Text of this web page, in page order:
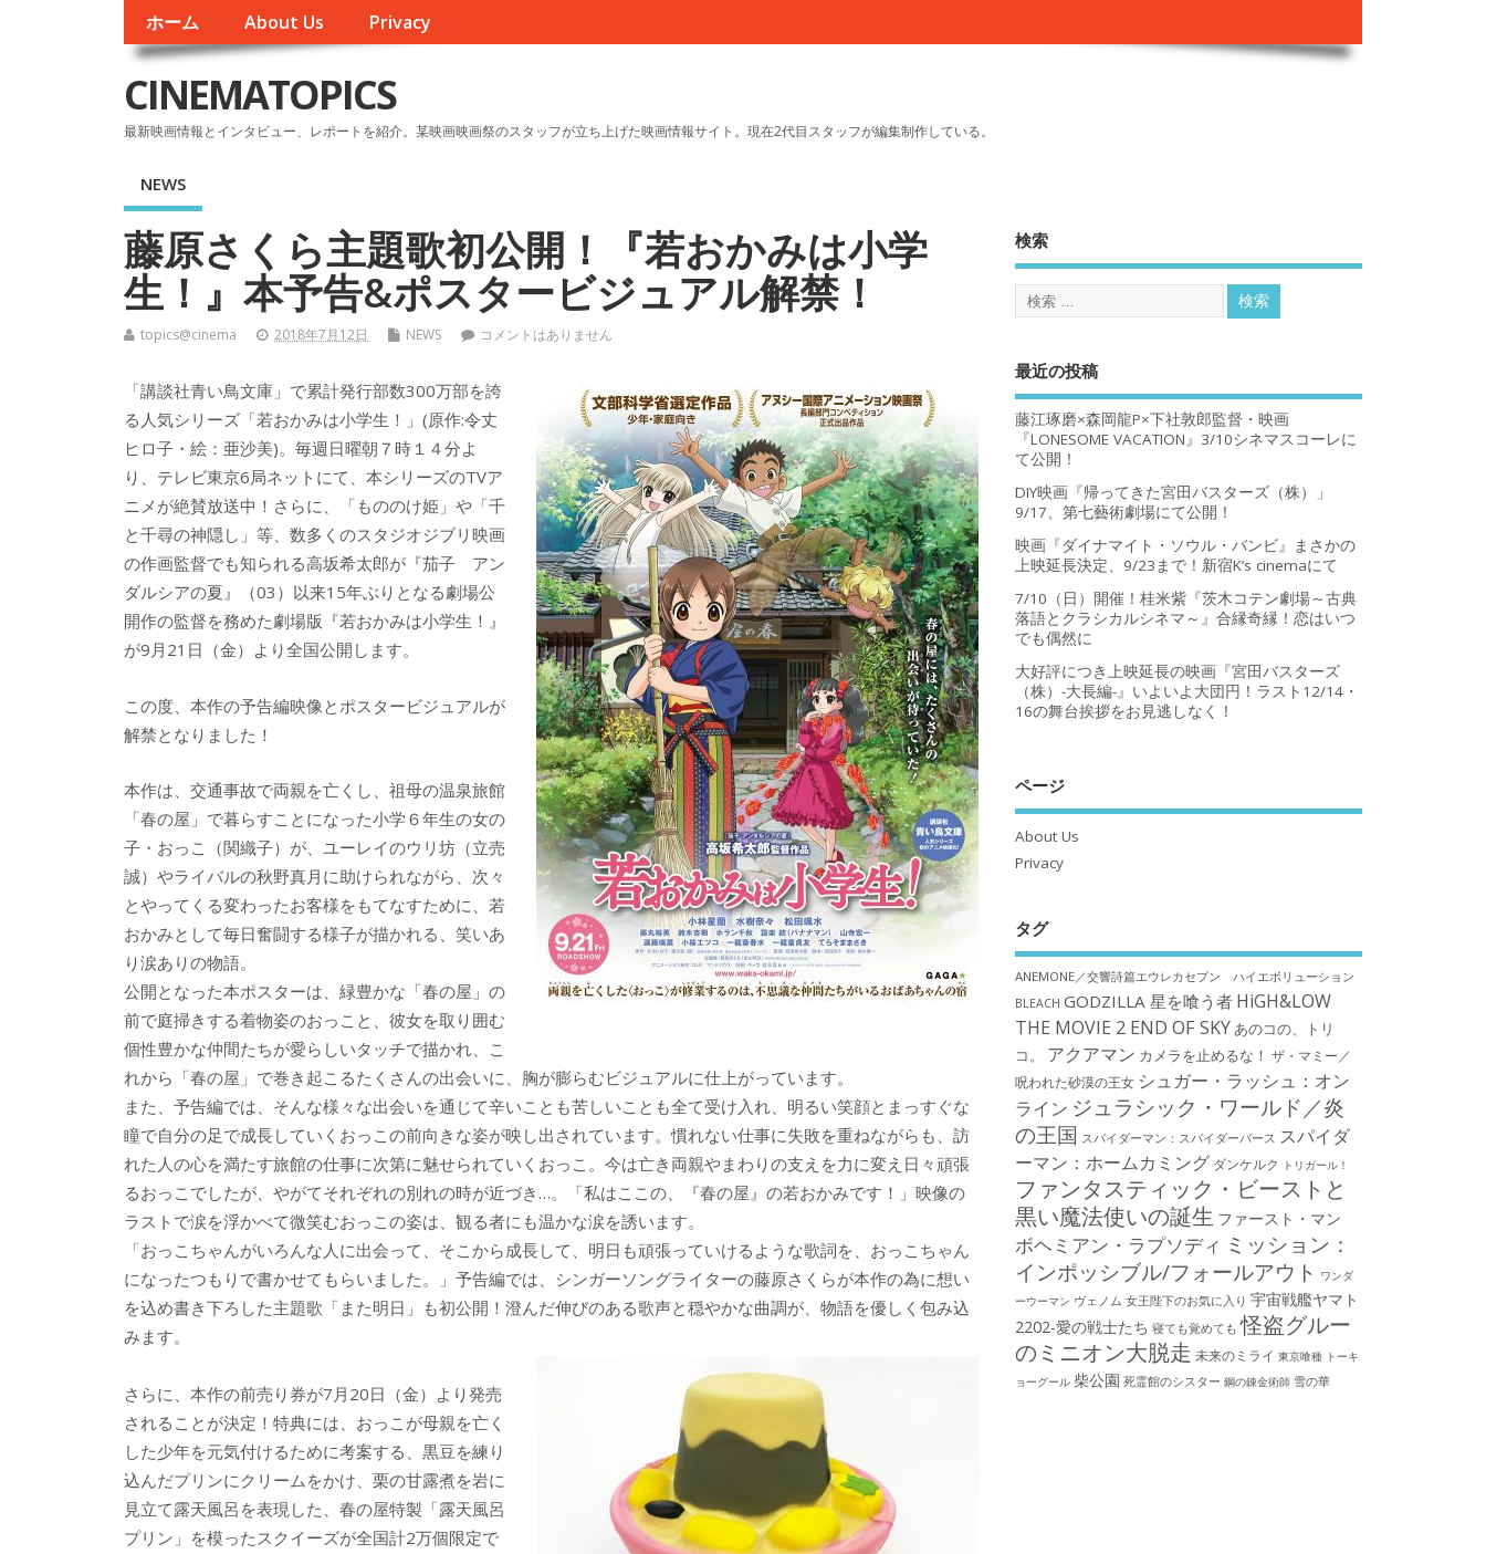
ホーム About Us Privacy
CINEMATOPICS
最新映画情報とインタビュー、レポートを紹介。某映画映画祭のスタッフが立ち上げた映画情報サイト。現在2代目スタッフが編集制作している。
NEWS
藤原さくら主題歌初公開！『若おかみは小学
生！』本予告&ポスタービジュアル解禁！
topics@cinema 2018年7月12日 NEWS コメントはありません
「講談社青い鳥文庫」で累計発行部数300万部を誇
る人気シリーズ「若おかみは小学生！」(原作:令丈
ヒロ子・絵：亜沙美)。毎週日曜朝７時１４分よ
り、テレビ東京6局ネットにて、本シリーズのTVア
ニメが絶賛放送中！さらに、「もののけ姫」や「千
と千尋の神隠し」等、数多くのスタジオジブリ映画
の作画監督でも知られる高坂希太郎が『茄子 アン
ダルシアの夏』（03）以来15年ぶりとなる劇場公
開作の監督を務めた劇場版『若おかみは小学生！』
が9月21日（金）より全国公開します。
この度、本作の予告編映像とポスタービジュアルが
解禁となりました！
本作は、交通事故で両親を亡くし、祖母の温泉旅館
「春の屋」で暮らすことになった小学６年生の女の
子・おっこ（関織子）が、ユーレイのウリ坊（立売
誠）やライバルの秋野真月に助けられながら、次々
とやってくる変わったお客様をもてなすために、若
おかみとして毎日奮闘する様子が描かれる、笑いあ
り涙ありの物語。
公開となった本ポスターは、緑豊かな「春の屋」の
前で庭掃きする着物姿のおっこと、彼女を取り囲む
個性豊かな仲間たちが愛らしいタッチで描かれ、こ
れから「春の屋」で巻き起こるたくさんの出会いに、胸が膨らむビジュアルに仕上がっています。
また、予告編では、そんな様々な出会いを通じて辛いことも苦しいことも全て受け入れ、明るい笑顔とまっすぐな
瞳で自分の足で成長していくおっこの前向きな姿が映し出されています。慣れない仕事に失敗を重ねながらも、訪
れた人の心を満たす旅館の仕事に次第に魅せられていくおっこ。今は亡き両親やまわりの支えを力に変え日々頑張
るおっこでしたが、やがてそれぞれの別れの時が近づき…。「私はここの、『春の屋』の若おかみです！」映像の
ラストで涙を浮かべて微笑むおっこの姿は、観る者にも温かな涙を誘います。
「おっこちゃんがいろんな人に出会って、そこから成長して、明日も頑張っていけるような歌詞を、おっこちゃん
になったつもりで書かせてもらいました。」予告編では、シンガーソングライターの藤原さくらが本作の為に想い
を込め書き下ろした主題歌「また明日」も初公開！澄んだ伸びのある歌声と穏やかな曲調が、物語を優しく包み込
みます。
さらに、本作の前売り券が7月20日（金）より発売
されることが決定！特典には、おっこが母親を亡く
した少年を元気付けるために考案する、黒豆を練り
込んだプリンにクリームをかけ、栗の甘露煮を岩に
見立て露天風呂を表現した、春の屋特製「露天風呂
プリン」を模ったスクイーズが全国計2万個限定で
検索
最近の投稿
藤江琢磨×森岡龍P×下社敦郎監督・映画
『LONESOME VACATION』3/10シネマスコーレに
て公開！
DIY映画『帰ってきた宮田バスターズ（株）」
9/17、第七藝術劇場にて公開！
映画『ダイナマイト・ソウル・バンビ』まさかの
上映延長決定、9/23まで！新宿K’s cinemaにて
7/10（日）開催！桂米紫『茨木コテン劇場～古典
落語とクラシカルシネマ～』合縁奇縁！恋はいつ
でも偶然に
大好評につき上映延長の映画『宮田バスターズ
（株）-大長編-』いよいよ大団円！ラスト12/14・
16の舞台挨拶をお見逃しなく！
ページ
About Us
Privacy
タグ
ANEMONE／交響詩篇エウレカセブン ハイエボリューション
BLEACH GODZILLA 星を喰う者 HiGH&LOW
THE MOVIE 2 END OF SKY あのコの、トリ
コ。
アクアマン カメラを止めるな！ ザ・マミー／
呪われた砂漠の王女 シュガー・ラッシュ：オン
ライン ジュラシック・ワールド／炎
の王国 スパイダーマン：スパイダーバース スパイダ
ーマン：ホームカミング ダンケルク トリガール！
ファンタスティック・ビーストと
黒い魔法使いの誕生 ファースト・マン
ボヘミアン・ラプソディ ミッション：
インポッシブル/フォールアウト ワンダ
ーウーマン ヴェノム 女王陛下のお気に入り 宇宙戦艦ヤマト
2202-愛の戦士たち 寝ても覚めても 怪盗グルー
のミニオン大脱走 未来のミライ 東京喰種 トーキ
ョーグール 柴公園 死霊館のシスター 鋼の錬金術師 雪の華